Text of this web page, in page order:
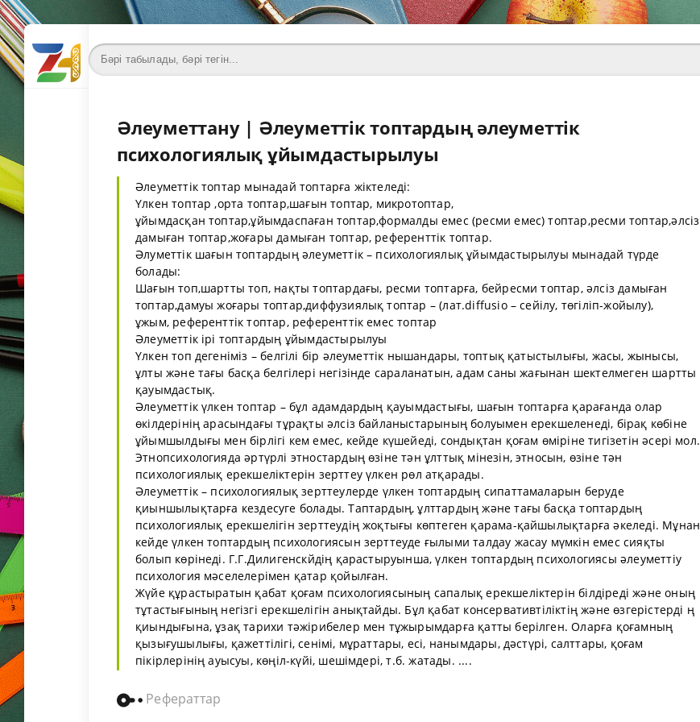
Әлеуметтану | Әлеуметтік топтардың әлеуметтік
психологиялық ұйымдастырылуы
Әлеуметтік топтар мынадай топтарға жіктеледі:
Үлкен топтар ,орта топтар,шағын топтар, микротоптар,
ұйымдасқан топтар,ұйымдаспаған топтар,формалды емес (ресми емес) топтар,ресми топтар,әлсіз
дамыған топтар,жоғары дамыған топтар, референттік топтар.
Әлуметтік шағын топтардың әлеуметтік – психологиялық ұйымдастырылуы мынадай түрде
болады:
Шағын топ,шартты топ, нақты топтардағы, ресми топтарға, бейресми топтар, әлсіз дамыған
топтар,дамуы жоғары топтар,диффузиялық топтар – (лат.diffusio – сейілу, төгіліп-жойылу),
ұжым, референттік топтар, референттік емес топтар
Әлеуметтік ірі топтардың ұйымдастырылуы
Үлкен топ дегеніміз – белгілі бір әлеуметтік нышандары, топтық қатыстылығы, жасы, жынысы,
ұлты және тағы басқа белгілері негізінде сараланатын, адам саны жағынан шектелмеген шартты
қауымдастық.
Әлеуметтік үлкен топтар – бұл адамдардың қауымдастығы, шағын топтарға қарағанда олар
өкілдерінің арасындағы тұрақты әлсіз байланыстарының болуымен ерекшеленеді, бірақ көбіне
ұйымшылдығы мен бірлігі кем емес, кейде күшейеді, сондықтан қоғам өміріне тигізетін әсері мол.
Этнопсихологияда әртүрлі этностардың өзіне тән ұлттық мінезін, этносын, өзіне тән
психологиялық ерекшеліктерін зерттеу үлкен рөл атқарады.
Әлеуметтік – психологиялық зерттеулерде үлкен топтардың сипаттамаларын беруде
қиыншылықтарға кездесуге болады. Таптардың, ұлттардың және тағы басқа топтардың
психологиялық ерекшелігін зерттеудің жоқтығы көптеген қарама-қайшылықтарға әкеледі. Мұнан
кейде үлкен топтардың психологиясын зерттеуде ғылыми талдау жасау мүмкін емес сияқты
болып көрінеді. Г.Г.Дилигенскйдің қарастыруынша, үлкен топтардың психологиясы әлеуметтіу
психология мәселелерімен қатар қойылған.
Жүйе құрастыратын қабат қоғам психологиясының сапалық ерекшеліктерін білдіреді және оның
тұтастығының негізгі ерекшелігін анықтайды. Бұл қабат консервативтіліктің және өзгерістерді ң
қиындығына, ұзақ тарихи тәжірибелер мен тұжырымдарға қатты берілген. Оларға қоғамның
қызығушылығы, қажеттілігі, сенімі, мұраттары, есі, нанымдары, дәстүрі, салттары, қоғам
пікірлерінің ауысуы, көңіл-күйі, шешімдері, т.б. жатады. ....
Рефераттар